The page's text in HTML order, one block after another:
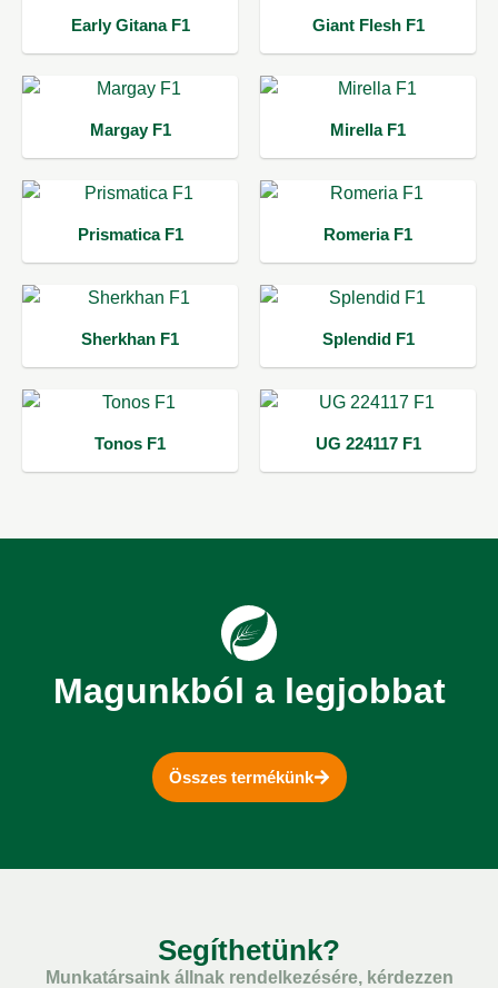
Early Gitana F1 Giant Flesh F1
Margay F1 Mirella F1
Prismatica F1 Romeria F1
Sherkhan F1 Splendid F1
Tonos F1 UG 224117 F1
Magunkból a legjobbat
Összes termékünk
Segíthetünk?
Munkatársaink állnak rendelkezésére, kérdezzen